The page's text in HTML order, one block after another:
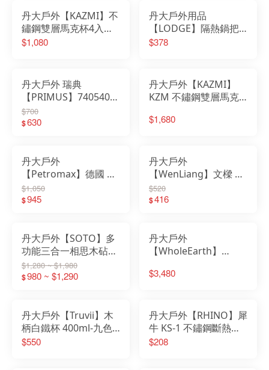
丹大戶外【KAZMI】不
鏽鋼雙層馬克杯4入組
藍灰色 登山/戶外/啤 酒
$1,080
丹大戶外用品
【LODGE】隔熱鍋把
套 2HHC2紅辣
(一組2入)
$378
丹大戶外 瑞典
【PRIMUS】740540
Primus TrailSpork Ti
鈦合金刀叉匙
$700
$630
丹大戶外【KAZMI】
KZM 不鏽鋼雙層馬克
K21T3K03│登山│戶外
$1,680
丹大戶外
【Petromax】德國 長
木柄不鏽鋼煎鏟 Flex2│
鍋鏟│鏟子
$1,050
$945
丹大戶外
【WenLiang】文樑 不
鏽鋼碗三件式 ST-2020-
2│碗│鍋具│餐具
$520
$416
丹大戶外【SOTO】多
功能三合一相思木砧板
ST-6501 砧板｜料理砧
｜菜板｜切菜板｜木板
$1,280 ~ $1,980
$980 ~ $1,290
丹大戶外
【WholeEarth】
組合 軍綠色
$3,480
丹大戶外【Truvii】木
柄白鐵杯 400ml-九色
杯子│茶杯│水杯│咖啡
$550
丹大戶外【RHINO】犀
牛 KS-1 不鏽鋼斷熱杯│
露營杯│馬克杯│不鏽鋼
$208